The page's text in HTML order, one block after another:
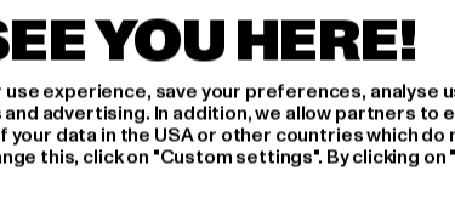
Hersteller Farbe: black
Art.Nr: TB009-00007
Hersteller: TB
Dr.-Robert-Murjahn-
YOU HERE!
experience, save your preferences, analyse
advertising. In addition, we allow partners to
data in the USA or other countries which do
this, click on "Custom settings". By clicking